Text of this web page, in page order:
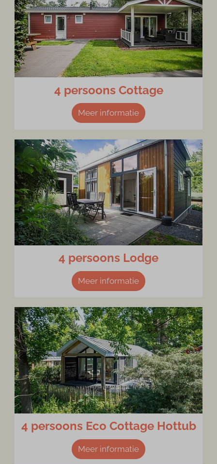
4 persoons Cottage
Meer informatie
4 persoons Lodge
Meer informatie
4 persoons Eco Cottage Hottub
Meer informatie